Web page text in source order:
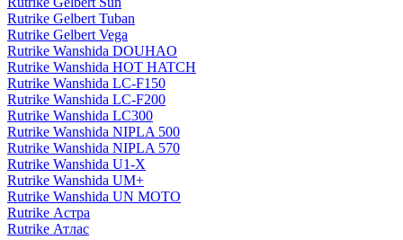
Rutrike Gelbert Tuban
Rutrike Gelbert Vega
Rutrike Wanshida DOUHAO
Rutrike Wanshida HOT HATCH
Rutrike Wanshida LC-F150
Rutrike Wanshida LC-F200
Rutrike Wanshida LC300
Rutrike Wanshida NIPLA 500
Rutrike Wanshida NIPLA 570
Rutrike Wanshida U1-X
Rutrike Wanshida UM+
Rutrike Wanshida UN MOTO
Rutrike Астра
Rutrike Атлас